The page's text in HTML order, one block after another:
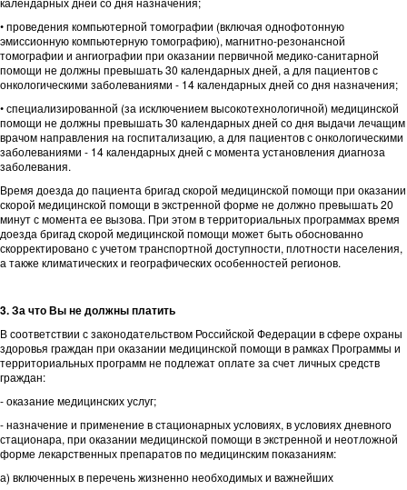
• проведения компьютерной томографии (включая однофотонную
эмиссионную компьютерную томографию), магнитно-резонансной
томографии и ангиографии при оказании первичной медико-санитарной
помощи не должны превышать 30 календарных дней, а для пациентов с
онкологическими заболеваниями - 14 календарных дней со дня назначения;
• специализированной (за исключением высокотехнологичной) медицинской
помощи не должны превышать 30 календарных дней со дня выдачи лечащим
врачом направления на госпитализацию, а для пациентов с онкологическими
заболеваниями - 14 календарных дней с момента установления диагноза
заболевания.
Время доезда до пациента бригад скорой медицинской помощи при оказании
скорой медицинской помощи в экстренной форме не должно превышать 20
минут с момента ее вызова. При этом в территориальных программах время
доезда бригад скорой медицинской помощи может быть обоснованно
скорректировано с учетом транспортной доступности, плотности населения,
а также климатических и географических особенностей регионов.
3. За что Вы не должны платить
В соответствии с законодательством Российской Федерации в сфере охраны
здоровья граждан при оказании медицинской помощи в рамках Программы и
территориальных программ не подлежат оплате за счет личных средств
граждан:
- оказание медицинских услуг;
- назначение и применение в стационарных условиях, в условиях дневного
стационара, при оказании медицинской помощи в экстренной и неотложной
форме лекарственных препаратов по медицинским показаниям:
а) включенных в перечень жизненно необходимых и важнейших